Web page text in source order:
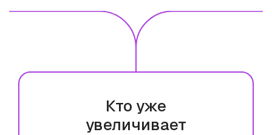
Кто уже
увеличивает